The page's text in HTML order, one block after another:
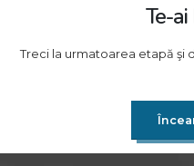
Te-
Treci la urmatoarea etapă şi